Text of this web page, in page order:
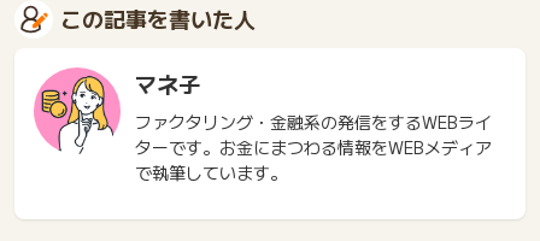
この記事を書いた人
マネ子
ファクタリング・金融系の発信をするWEBライ
ターです。お金にまつわる情報をWEBメディア
で執筆しています。